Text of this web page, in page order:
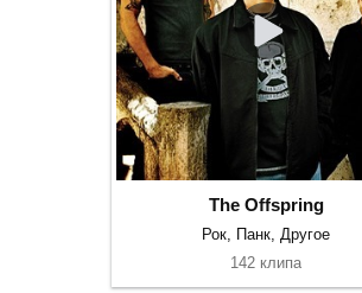
The Offspring
Рок, Панк, Другое
142 клипа